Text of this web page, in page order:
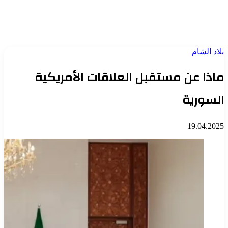
بلاد الشام
ماذا عن مستقبل العلاقات الأمريكية
السورية
19.04.2025